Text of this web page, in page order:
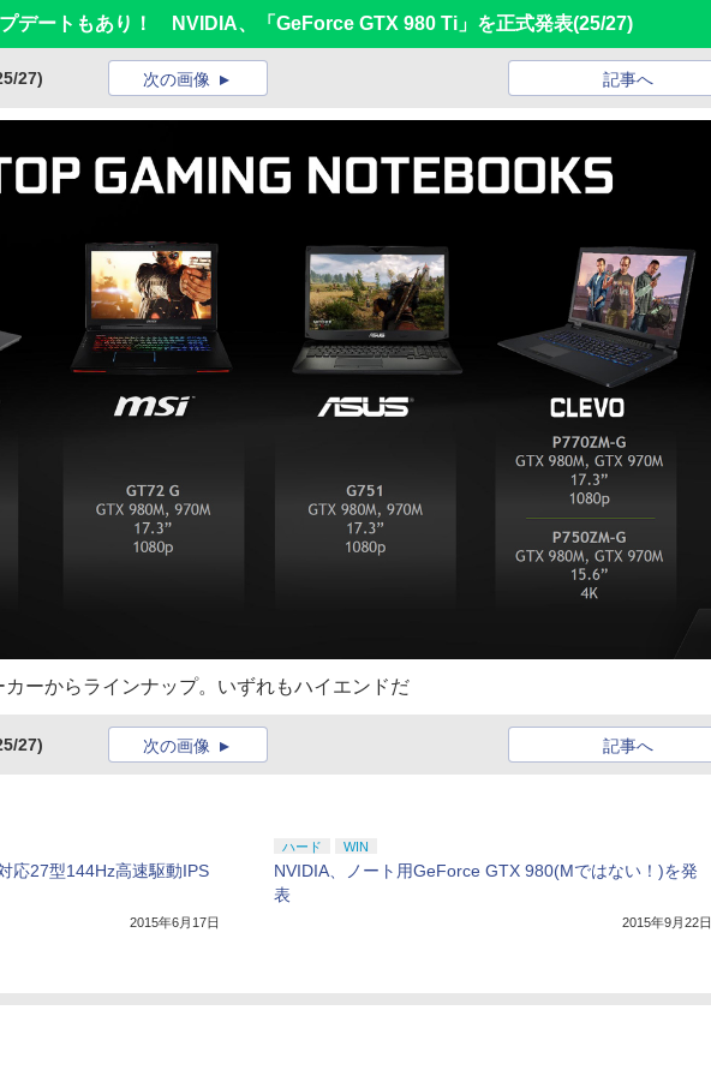
デートもあり！ NVIDIA、「GeForce GTX 980 Ti」を正式発表(25/27)
27) 記事へ
次の画像
ーからラインナップ。いずれもハイエンドだ
27) 記事へ
次の画像
応27型144Hz高速駆動IPS
2015年6月17日
ハード WIN
NVIDIA、ノート用GeForce GTX 980(Mではない！)を発
表
2015年9月22日